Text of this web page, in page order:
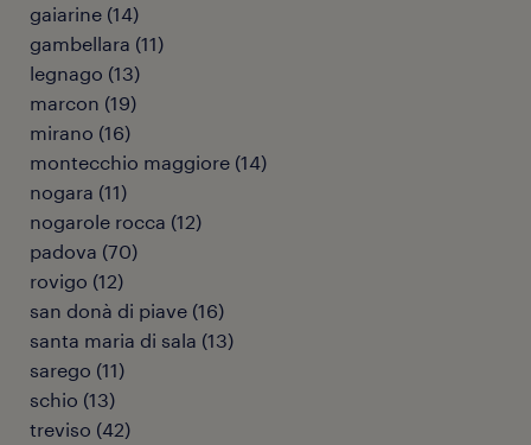
gaiarine (14)
gambellara (11)
legnago (13)
marcon (19)
mirano (16)
montecchio maggiore (14)
nogara (11)
nogarole rocca (12)
padova (70)
rovigo (12)
san donà di piave (16)
santa maria di sala (13)
sarego (11)
schio (13)
treviso (42)